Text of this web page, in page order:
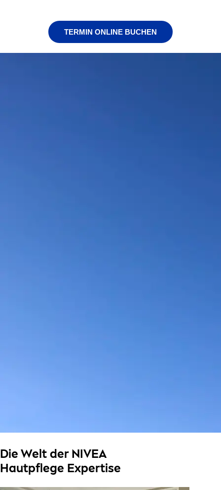
TERMIN ONLINE BUCHEN
Die Welt der NIVEA
Hautpflege Expertise